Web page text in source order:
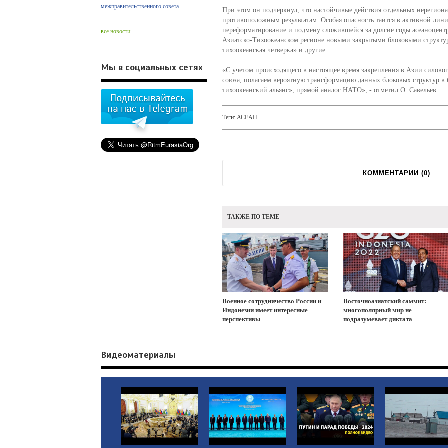
При этом он подчеркнул, что настойчивые действия отдельных
противоположным результатам. Особая опасность таится в активной
переформатирование и подмену сложившейся за долгие годы
Азиатско-Тихоокеанском регионе новыми закрытыми блоковыми
тихоокеанская четверка» и другие.
«С учетом происходящего в настоящее время закрепления в Азии
союза, полагаем вероятную трансформацию данных блоковых структур
тихоокеанский альянс», прямой аналог НАТО», - отметил О. Савельев.
Теги: АСЕАН
КОММЕНТАРИИ (0)
ТАКЖЕ ПО ТЕМЕ
Военное сотрудничество России и
Индонезии имеет интересные
перспективы
Восточноазиатский саммит:
многополярный мир не
подразумевает диктата
межправительственного совета
все новости
Мы в социальных сетях
Видеоматериалы